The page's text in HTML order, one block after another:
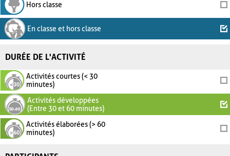
Hors classe
En classe et hors classe
DURÉE DE L'ACTIVITÉ
Activités courtes (< 30
minutes)
Activités développées
(Entre 30 et 60 minutes)
Activités élaborées (> 60
minutes)